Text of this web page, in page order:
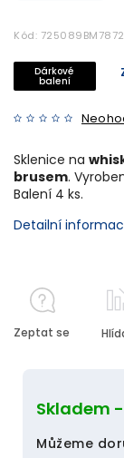
Kód:
Dárkové
balení
Skladem
Můžeme
Sklenice na
brusem.
Balení 4 ks.
Detailní
Zeptat se